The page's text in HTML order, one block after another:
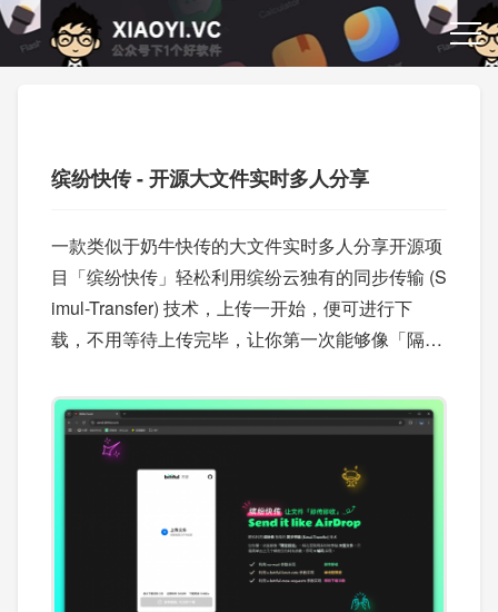
缤纷快传 - 开源大文件实时多人分享
一款类似于奶牛快传的大文件实时多人分享开源项
目「缤纷快传」轻松利用缤纷云独有的同步传输 (S
imul-Transfer) 技术，上传一开始，便可进行下
载，不用等待上传完毕，让你第一次能够像「隔空